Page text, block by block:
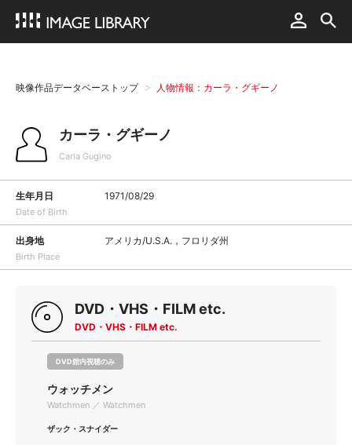
映像作品データベーストップ 人物情報：カーラ・グギーノ
カーラ・グギーノ
Carla Gugino
生年月日
Date of Birth
1971/08/29
出身地
Birth Place
アメリカ/U.S.A.，フロリダ州
DVD・VHS・FILM etc.
DVD・VHS・FILM etc.
DVD館内視聴のみ
ウォッチメン
Watchmen ／ Watchmen
ザック・スナイダー